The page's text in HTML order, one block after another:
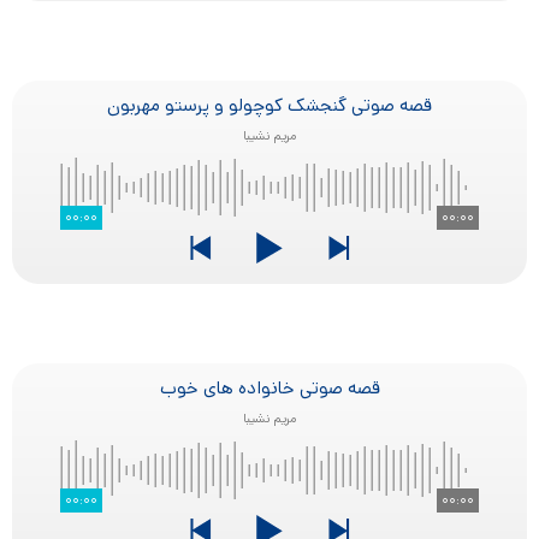
قصه صوتی گنجشک کوچولو و پرستو مهربون
مریم نشیبا
۰۰:۰۰ ۰۰:۰۰
قصه صوتی خانواده های خوب
مریم نشیبا
۰۰:۰۰ ۰۰:۰۰